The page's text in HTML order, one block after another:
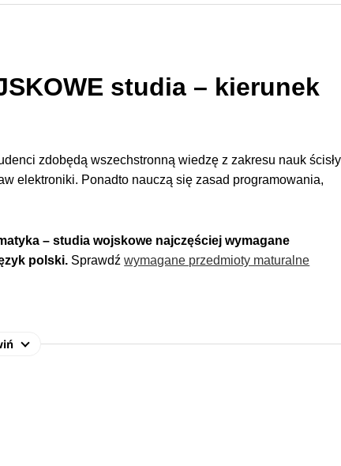
studia – kierunek
zdobędą wszechstronną wiedzę z zakresu nauk
elektroniki. Ponadto nauczą się zasad programowania,
– studia wojskowe najczęściej wymagane
polski. Sprawdźwymagane przedmioty maturalne